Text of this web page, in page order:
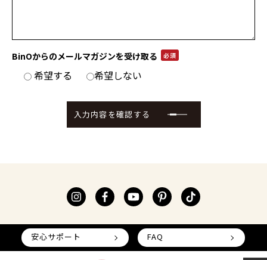
BinOからのメールマガジンを受け取る 必須
希望する 希望しない
入力内容を確認する
安心サポート FAQ